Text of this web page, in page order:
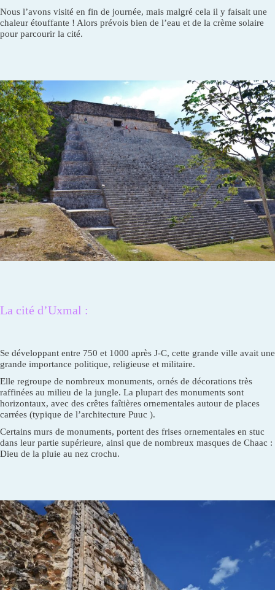
Nous l’avons visité en fin de journée, mais malgré cela il y faisait une
chaleur étouffante ! Alors prévois bien de l’eau et de la crème solaire
pour parcourir la cité.
La cité d’Uxmal :
Se développant entre 750 et 1000 après J-C, cette grande ville avait une
grande importance politique, religieuse et militaire.
Elle regroupe de nombreux monuments, ornés de décorations très
raffinées au milieu de la jungle. La plupart des monuments sont
horizontaux, avec des crêtes faîtières ornementales autour de places
carrées (typique de l’architecture Puuc ).
Certains murs de monuments, portent des frises ornementales en stuc
dans leur partie supérieure, ainsi que de nombreux masques de Chaac :
Dieu de la pluie au nez crochu.